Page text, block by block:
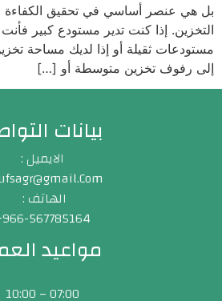
بل هي عنصر أساسي في تحقيق الكفاءة
التخزين. إذا كنت تدير مستودع كبير
مستودعات ثقيلة أو إذا لديك مساحة
إلى رفوف تخزين متوسطة أو […]
بيانات
الايميل :
الهاتف :
966-567785164+
مواعيد
07:00 – 10:00